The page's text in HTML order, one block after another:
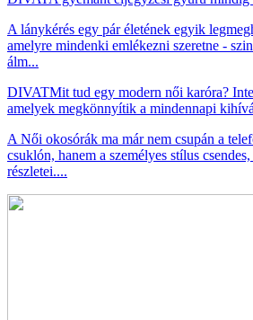
A lánykérés egy pár életének egyik
amelyre mindenki emlékezni szeretne -
álm...
DIVATMit tud egy modern női karóra?
amelyek megkönnyítik a mindennapi
A Női okosórák ma már nem csupán a
csuklón, hanem a személyes stílus
részletei....